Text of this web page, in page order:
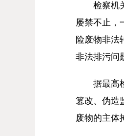
检察机关
屡禁不止，
险废物非法
非法排污问
据最高检
篡改、伪造
废物的主体